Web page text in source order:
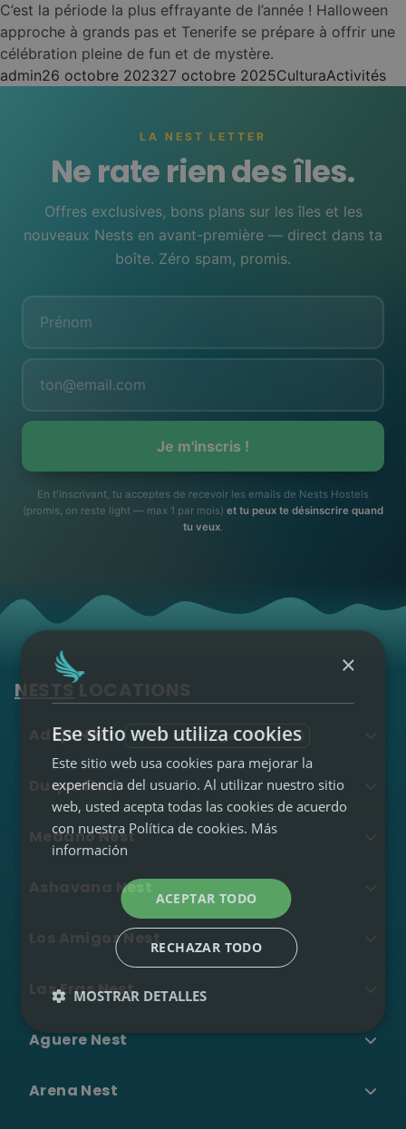
Duque)
•
El Médano
El Médano
• Nest
Nest
Las Eras
Nest
• Nest
Puerto de la Cruz
•
Nest
Las Palmas (Vegueta)
Nest
Nest
Las Palmas
✨ New Hostel!
Ibiza
Fiesta et mode de vie
Nest
Nest
Es Canar
→
02NEST PASS - ONE
HOSTELS!
Flow as you go ...
Canaria)
2
Muévete entre
(jusqu'à -30%)
NEST LONG STAY -
MAKE IT HOME. LIVE
Echa raíces un
mes ...
30 noches en tu Nest
(Tenerife o Gran
2
Sin fianzas ni
contratos (cero
papeleo)
3
Todo incluido
400€/mes)
C’est la période la plus effrayante de l’année ! Halloween
approche à grands pas et Tenerife se prépare à offrir une
célébration pleine de fun et de mystère.
Posted by
admin26 octobre 202327 octobre 2025Posted in
CulturaTags:
Activités
LA NEST LETTER
Ne rate rien des îles.
Offres exclusives, bons plans sur les îles et les
nouveaux Nests en avant-première — direct dans ta
boîte. Zéro spam, promis.
Je m'inscris !
En t'inscrivant, tu acceptes de recevoir les emails de Nests Hostels
(promis, on reste light — max 1 par mois) et tu peux te désinscrire quand
tu veux
NESTSLOCATIONS
Adeje Nest ✨ New Hostel! (get -50% now)
Duque Nest
Medano Nest
Ashavana Nest
Los Amigos Nest
Las Eras Nest
Aguere Nest
Arena Nest
×
Ese sitio web utiliza cookies
Este sitio web usa cookies para mejorar la
experiencia del usuario. Al utilizar nuestro sitio
web, usted acepta todas las cookies de acuerdo
con nuestra Política de cookies. Más
información
ACEPTAR TODO
RECHAZAR TODO
MOSTRAR DETALLES